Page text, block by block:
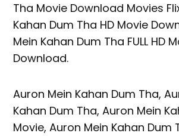
Tha Movie Download Movies
Kahan Dum Tha HD Movie
Mein Kahan Dum Tha FULL HD
Download.
Auron Mein Kahan Dum Tha,
Kahan Dum Tha, Auron Mein
Movie, Auron Mein Kahan Dum